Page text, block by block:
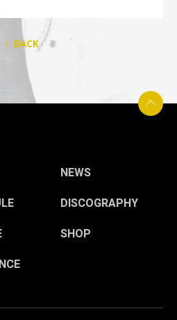
BACK
NEWS
DISCOGRAPHY
SHOP